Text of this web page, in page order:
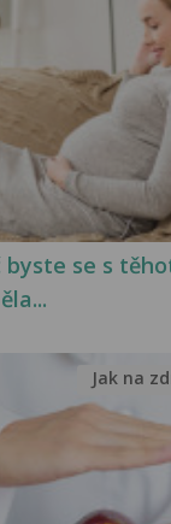
byste se s
Jak na